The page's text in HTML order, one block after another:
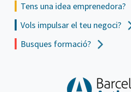
Tens una idea emprenedora?
Vols impulsar el teu negoci?
Busques formació?